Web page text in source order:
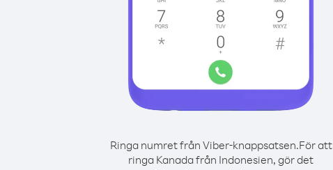
Ringa numret från Viber-knappsatsen.För att
ringa Kanada från Indonesien, gör det